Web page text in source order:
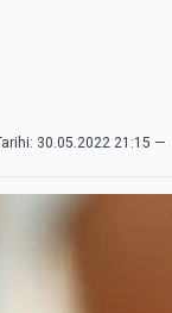
30.05.2022 21:15 —